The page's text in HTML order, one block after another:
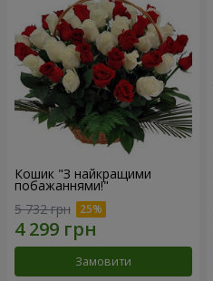
Кошик "З найкращими
побажаннями!"
5 732 грн
Замовити